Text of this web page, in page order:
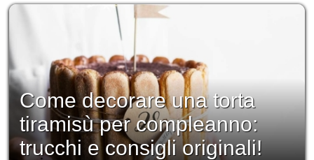
Come decorare una torta
tiramisù per compleanno:
trucchi e consigli originali!